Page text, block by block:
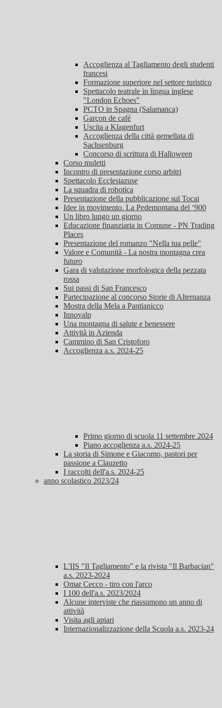
Accoglienza al Tagliamento degli studenti
francesi
Formazione superiore nel settore turistico
Spettacolo teatrale in lingua inglese
"London Echoes"
PCTO in Spagna (Salamanca)
Garçon de café
Uscita a Klagenfurt
Accoglienza della città gemellata di
Sachsenburg
Concorso di scrittura di Halloween
Corso muletti
Incontro di presentazione corso arbitri
Spettacolo Ecclesiazuse
La squadra di robotica
Presentazione della pubblicazione sul Tocai
Idee in movimento. La Pedemontana del ‘900
Un libro lungo un giorno
Educazione finanziaria in Comune - PN Trading
Places
Presentazione del romanzo "Nella tua pelle"
Valore e Comunità - La nostra montagna crea
futuro
Gara di valutazione morfologica della pezzata
rossa
Sui passi di San Francesco
Partecipazione al concorso Storie di Alternanza
Mostra della Mela a Pantianicco
Innovalp
Una montagna di salute e benessere
Attività in Azienda
Cammino di San Cristoforo
Accoglienza a.s. 2024-25
Primo giorno di scuola 11 settembre 2024
Piano accoglienza a.s. 2024-25
La storia di Simone e Giacomo, pastori per
passione a Clauzetto
I raccolti dell'a.s. 2024-25
anno scolastico 2023/24
L'IIS "Il Tagliamento" e la rivista "Il Barbacian"
a.s. 2023-2024
Omar Cecco - tiro con l'arco
I 100 dell'a.s. 2023/2024
Alcune interviste che riassumono un anno di
attività
Visita agli apiari
Internazionalizzazione della Scuola a.s. 2023-24